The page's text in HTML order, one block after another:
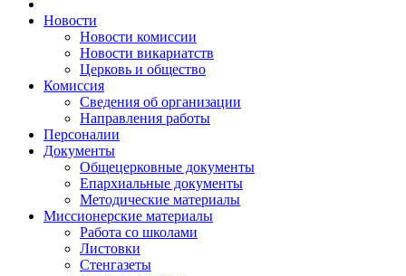
Новости
Новости комиссии
Новости викариатств
Церковь и общество
Комиссия
Сведения об организации
Направления работы
Персоналии
Документы
Общецерковные документы
Епархиальные документы
Методические материалы
Миссионерские материалы
Работа со школами
Листовки
Стенгазеты